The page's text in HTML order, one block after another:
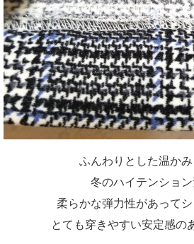
ふんわりとした温か
冬のハイテンショ
柔らかな弾力性があって
とても穿きやすい安定感の